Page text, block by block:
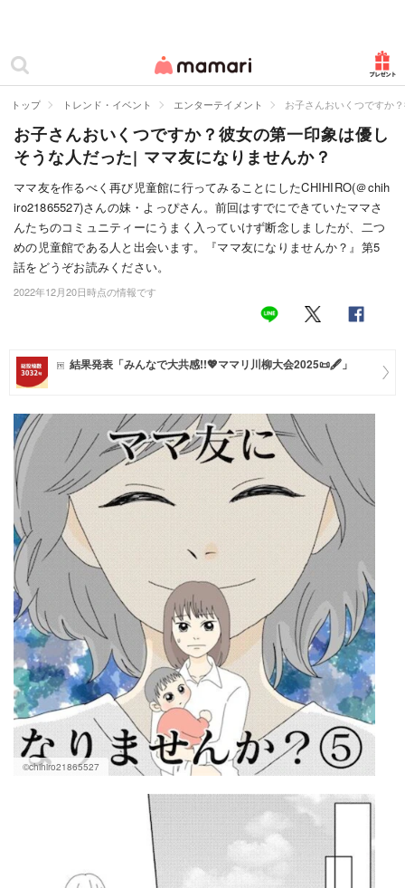
ママリ
カテゴリー一覧
妊娠
出産
赤ちゃん・育児
子育て・家族
病院
お仕事
マネー
トレンド・イベント
トップ トレンド・イベント エンターテイメント お子さんおいくつですか
お子さんおいくつですか？彼女の第一印象は優し
そうな人だった| ママ友になりませんか？
ママ友を作るべく再び児童館に行ってみることにしたCHIHIRO(＠chih
iro21865527)さんの妹・よっぴさん。前回はすでにできていたママさ
んたちのコミュニティーにうまく入っていけず断念しましたが、二つ
めの児童館である人と出会います。『ママ友になりませんか？』第5
話をどうぞお読みください。
2022年12月20日時点の情報です
結果発表「みんなで大共感!!💖ママリ川柳大会2025📜🖋️」
©chihiro21865527